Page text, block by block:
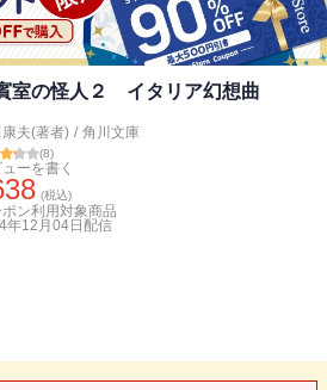
室の怪人２ イタリア幻想曲
康夫(著者) / 角川文庫
(8)
ーを書く
(税込)
ポン利用対象商品
年12月04日 配信